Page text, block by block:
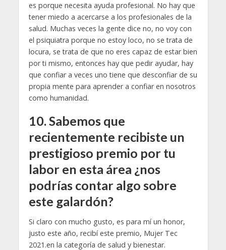
es porque necesita ayuda profesional. No hay que
tener miedo a acercarse a los profesionales de la
salud. Muchas veces la gente dice no, no voy con
el psiquiatra porque no estoy loco, no se trata de
locura, se trata de que no eres capaz de estar bien
por ti mismo, entonces hay que pedir ayudar, hay
que confiar a veces uno tiene que desconfiar de su
propia mente para aprender a confiar en nosotros
como humanidad.
10. Sabemos que
recientemente recibiste un
prestigioso premio por tu
labor en esta área ¿nos
podrías contar algo sobre
este galardón?
Si claro con mucho gusto, es para mí un honor,
justo este año, recibí este premio, Mujer Tec
2021.en la categoría de salud y bienestar.